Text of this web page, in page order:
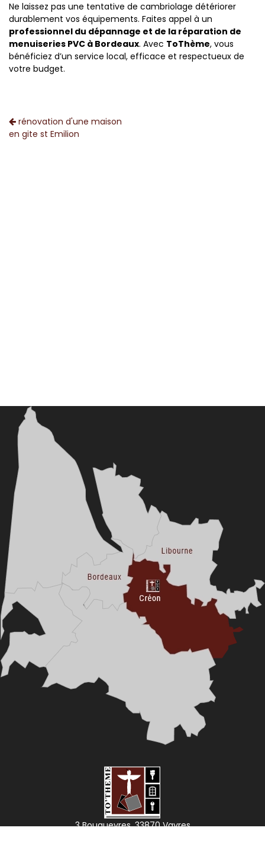
Ne laissez pas une tentative de cambriolage détériorer
durablement vos équipements. Faites appel à un
professionnel du dépannage et de la réparation de
menuiseries PVC à Bordeaux. Avec ToThème, vous
bénéficiez d’un service local, efficace et respectueux de
votre budget.
rénovation d'une maison
en gite st Emilion
3 Bouqueyres, 33870 Vayres